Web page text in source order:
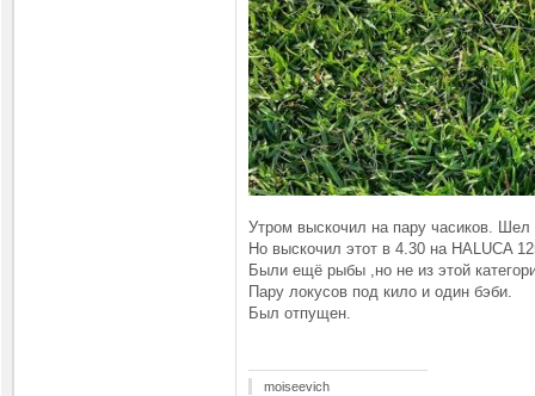
Утром выскочил на пару часиков. Шел
Но выскочил этот в 4.30 на HALUCA
Были ещё рыбы ,но не из этой
Пару локусов под кило и один бэби.
Был отпущен.
moiseevich